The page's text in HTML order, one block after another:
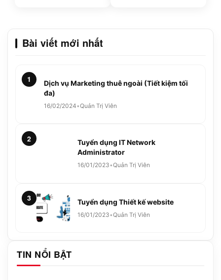
Bài viết mới nhất
1
Dịch vụ Marketing thuê ngoài (Tiết kiệm tối
đa)
16/02/2024•Quản Trị Viên
2
Tuyển dụng IT Network
Administrator
16/01/2023•Quản Trị Viên
3 Tuyển dụng Thiết kế website
16/01/2023•Quản Trị Viên
TIN NỔI BẬT